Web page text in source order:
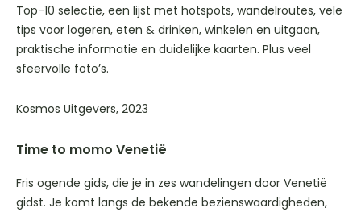
Top-10 selectie, een lijst met hotspots, wandelroutes, vele
tips voor logeren, eten & drinken, winkelen en uitgaan,
praktische informatie en duidelijke kaarten. Plus veel
sfeervolle foto’s.
Kosmos Uitgevers, 2023
Time to momo Venetië
Fris ogende gids, die je in zes wandelingen door Venetië
gidst. Je komt langs de bekende bezienswaardigheden,